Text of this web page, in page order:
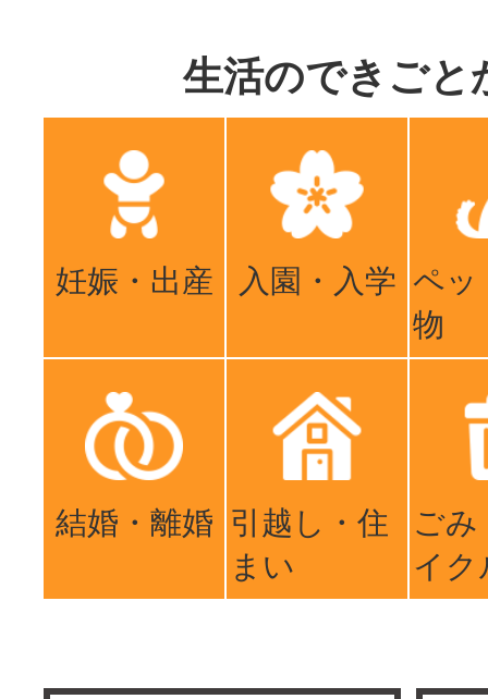
生活のできごと
妊娠・出産 入園・入学 ペッ
物
結婚・離婚 引越し・住
まい
ごみ
イク